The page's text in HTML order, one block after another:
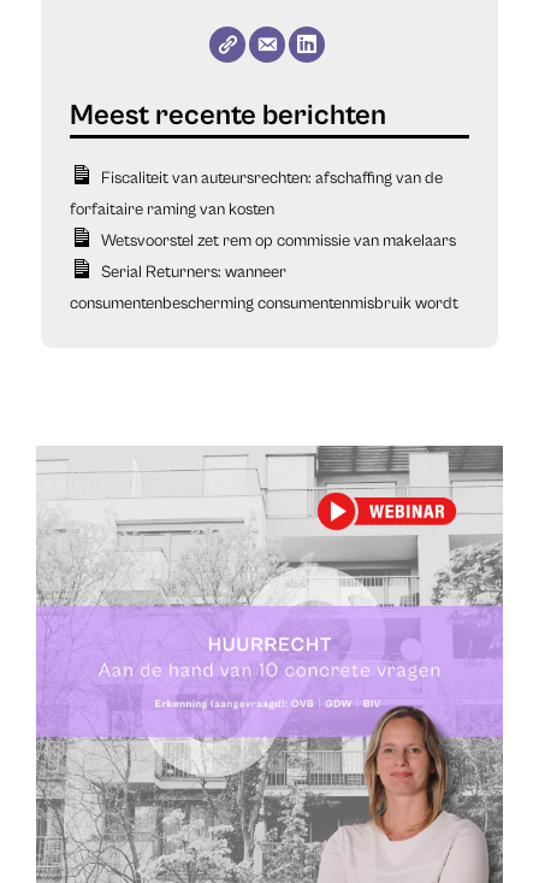
Fiscaliteit van auteursrechten: afschaffing van de
forfaitaire raming van kosten
Wetsvoorstel zet rem op commissie van makelaars
Serial Returners: wanneer
consumentenbescherming consumentenmisbruik wordt